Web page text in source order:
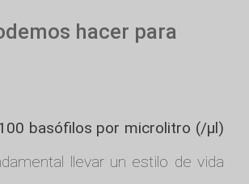
hacer para
basófilos por microlitro (/µl)
llevar un estilo de vida